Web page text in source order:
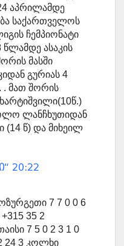
აპრილამდე
საქართველოს
ჩემპიონატი
წლამდე ასაკის
მასში
გურიას 4
. მათ შორის
ლანჩხუთიდან
წ) და მიხეილ
20:22
7 7 0 0 6
35 2
7 5 0 2 3 1 0
24 3 კოლხი